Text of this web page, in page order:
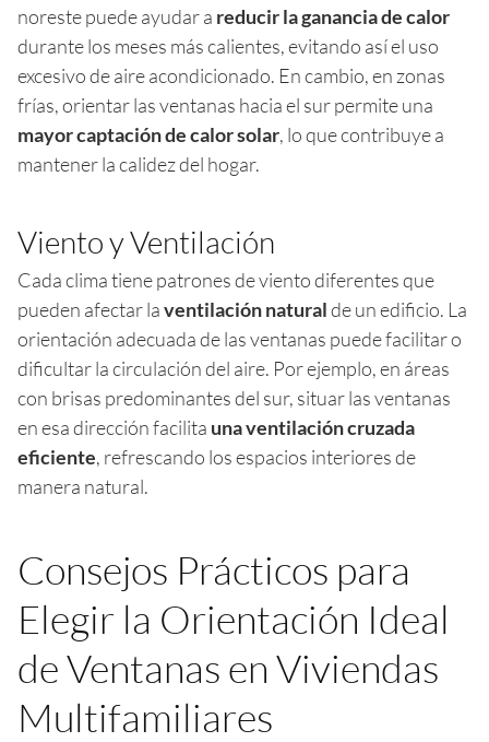
noreste puede ayudar a reducir la ganancia de calor
durante los meses más calientes, evitando así el uso
excesivo de aire acondicionado. En cambio, en zonas
frías, orientar las ventanas hacia el sur permite una
mayor captación de calor solar, lo que contribuye a
mantener la calidez del hogar.
Viento y Ventilación
Cada clima tiene patrones de viento diferentes que
pueden afectar laventilación naturalde un edificio. La
orientación adecuada de las ventanas puede facilitar o
dificultar la circulación del aire. Por ejemplo, en áreas
con brisas predominantes del sur, situar las ventanas
en esa dirección facilita una ventilación cruzada
eficiente, refrescando los espacios interiores de
manera natural.
Consejos Prácticos para
Elegir la Orientación Ideal
de Ventanas en Viviendas
Multifamiliares